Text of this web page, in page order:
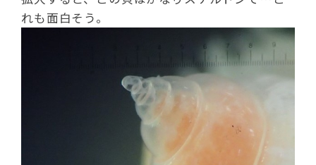
れも面白そう。